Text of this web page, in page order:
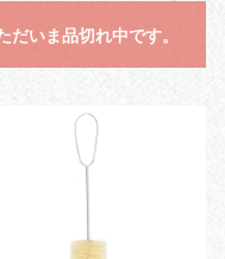
だいま品切れ中です。